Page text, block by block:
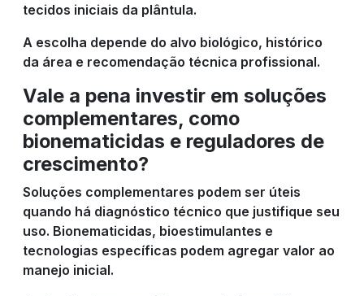
tecidos iniciais da plântula.
A escolha depende do alvo biológico, histórico
da área e recomendação técnica profissional.
Vale a pena investir em soluções
complementares, como
bionematicidas e reguladores de
crescimento?
Soluções complementares podem ser úteis
quando há diagnóstico técnico que justifique seu
uso. Bionematicidas, bioestimulantes e
tecnologias específicas podem agregar valor ao
manejo inicial.